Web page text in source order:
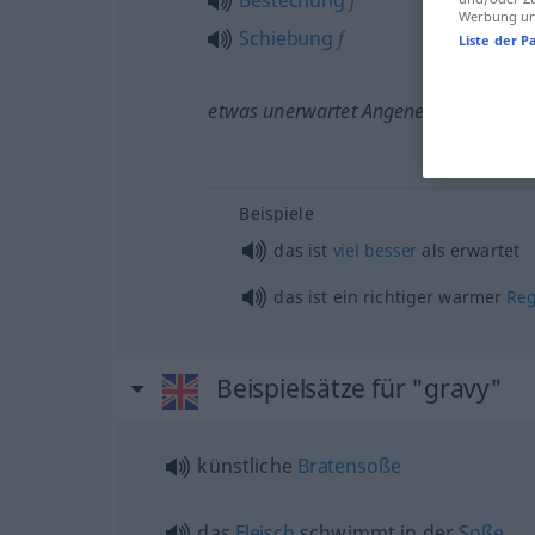
Schiebung f
etwas unerwartet Angenehmes
Beispiele
das ist viel besser als erwartet
das ist ein richtiger warmer
Beispielsätze für "gravy"
künstliche Bratensoße
Werbung
Liste der